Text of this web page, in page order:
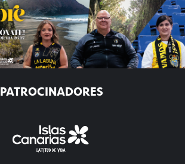
PATROCINADORES